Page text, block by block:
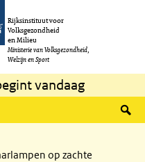
Rijksinstituut voor
Volksgezondheid
en Milieu
Ministerie van Volksgezondheid,
Welzijn en Sport
vandaag
op zachte